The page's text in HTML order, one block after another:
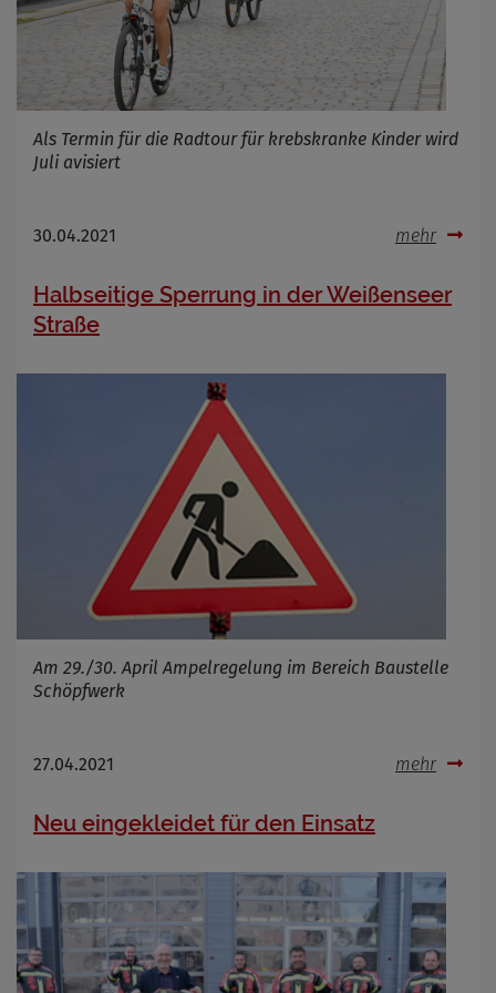
Als Termin für die Radtour für krebskranke Kinder wird
Juli avisiert
30.04.2021 mehr
Halbseitige Sperrung in der Weißenseer
Straße
Am 29./30. April Ampelregelung im Bereich Baustelle
Schöpfwerk
27.04.2021 mehr
Neu eingekleidet für den Einsatz
Name
Cookies die bei der Verwendung von
Anbieter
Zweck
Infos schließen